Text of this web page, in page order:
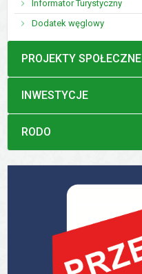
Informator Turystyczny
Dodatek węglowy
MENU
PROJEKTY SPOŁECZNE
MENU
INWESTYCJE
MENU
RODO